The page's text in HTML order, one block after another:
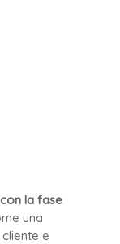
la fase
una
e